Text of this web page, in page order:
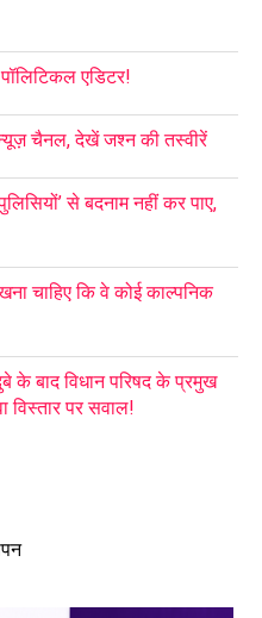
एडिटर!
चैनल, देखें जश्न की तस्वीरें
से बदनाम नहीं कर पाए,
चाहिए कि वे कोई काल्पनिक
के बाद विधान परिषद के प्रमुख
विस्तार पर सवाल!